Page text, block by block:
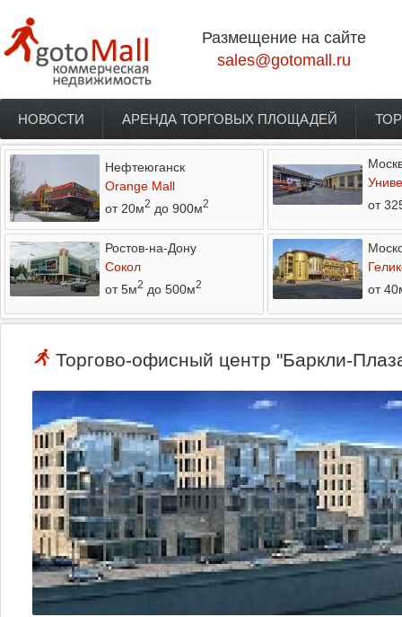
Размещение на сайте
sales@gotomall.ru
Главное меню
НОВОСТИ АРЕНДА ТОРГОВЫХ ПЛОЩАДЕЙ
Нефтеюганск
Orange Mall
от 20м2 до 900м2
от
Ростов-на-Дону
Сокол
от 5м2 до 500м2
от
Торгово-офисный центр "Баркли-